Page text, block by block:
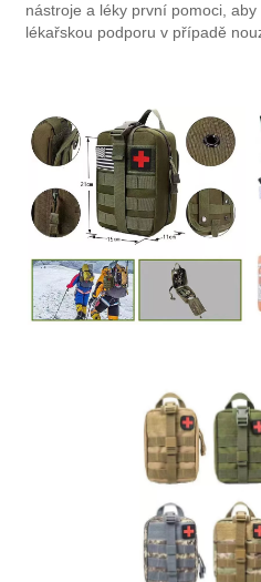
nástroje a léky první pomoci,
lékařskou podporu v případě